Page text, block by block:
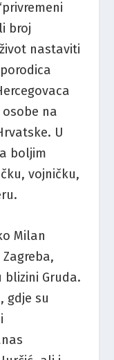
broj
nastaviti
na
U
boljim
vojničku,
Milan
blizini Gruda.
gdje su